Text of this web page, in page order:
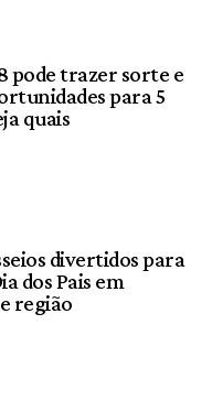
pode trazer sorte e
para 5
quais
divertidos para
dos Pais em
região